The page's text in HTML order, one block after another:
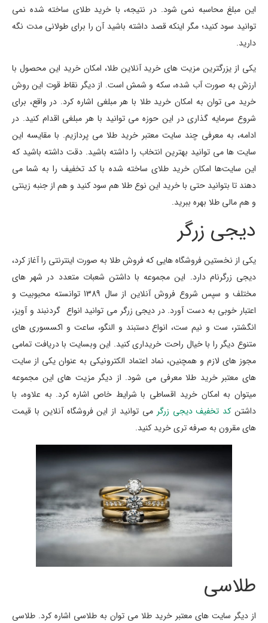
این مبلغ محاسبه نمی شود. در نتیجه، با خرید طلای ساخته شده نمی
توانید سود کنید؛ مگر اینکه قصد داشته باشید آن را برای طولانی مدت نگه
دارید.
یکی از یزرگترین مزیت های خرید آنلاین طلا، امکان خرید این محصول با
ارزش به صورت آب شده، سکه و شمش است. از دیگر نقاط قوت این روش
خرید می توان به امکان خرید طلا با هر مبلغی اشاره کرد. در واقع، برای
شروع سرمایه گذاری در این حوزه می توانید با هر مبلغی اقدام کنید. در
ادامه، به معرفی چند سایت معتبر خرید طلا می پردازیم. با مقایسه این
سایت ها می توانید بهترین انتخاب را داشته باشید. دقت داشته باشید که
این سایت‌ها امکان خرید طلای ساخته شده با کد تخفیف را به شما می
دهند تا بتوانید حتی با خرید این نوع طلا هم سود کنید و هم از جنبه زینتی
و هم مالی طلا بهره ببرید.
دیجی زرگر
یکی از نخستین فروشگاه هایی که فروش طلا به صورت اینترنتی را آغاز کرد،
دیجی زرگرنام دارد. این مجموعه با داشتن شعبات متعدد در شهر های
مختلف و سپس شروع فروش آنلاین از سال 1389 توانسته محبوبیت و
اعتبار خوبی به دست آورد. در دیجی زرگر می توانید انواع گردنبند و آویز،
انگشتر، ست و نیم ست، انواع دستبند و النگو، ساعت و اکسسوری های
متنوع دیگر را با خیال راحت خریداری کنید. این وبسایت با دریافت تمامی
مجوز های لازم و همچنین، نماد اعتماد الکترونیکی به عنوان یکی از سایت
های معتبر خرید طلا معرفی می شود. از دیگر مزیت های این مجموعه
میتوان به امکان خرید اقساطی با شرایط خاص اشاره کرد. به علاوه، با
داشتن کد تخفیف دیجی زرگر می توانید از این فروشگاه آنلاین با قیمت
های مقرون به صرفه تری خرید کنید.
طلاسی
از دیگر سایت های معتبر خرید طلا می توان به طلاسی اشاره کرد. طلاسی